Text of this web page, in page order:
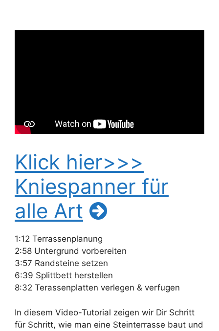
Klick hier>>>
Kniespanner für
alle Art
1:12 Terrassenplanung
2:58 Untergrund vorbereiten
3:57 Randsteine setzen
6:39 Splittbett herstellen
8:32 Terassenplatten verlegen & verfugen
In diesem Video-Tutorial zeigen wir Dir Schritt
für Schritt, wie man eine Steinterrasse baut und